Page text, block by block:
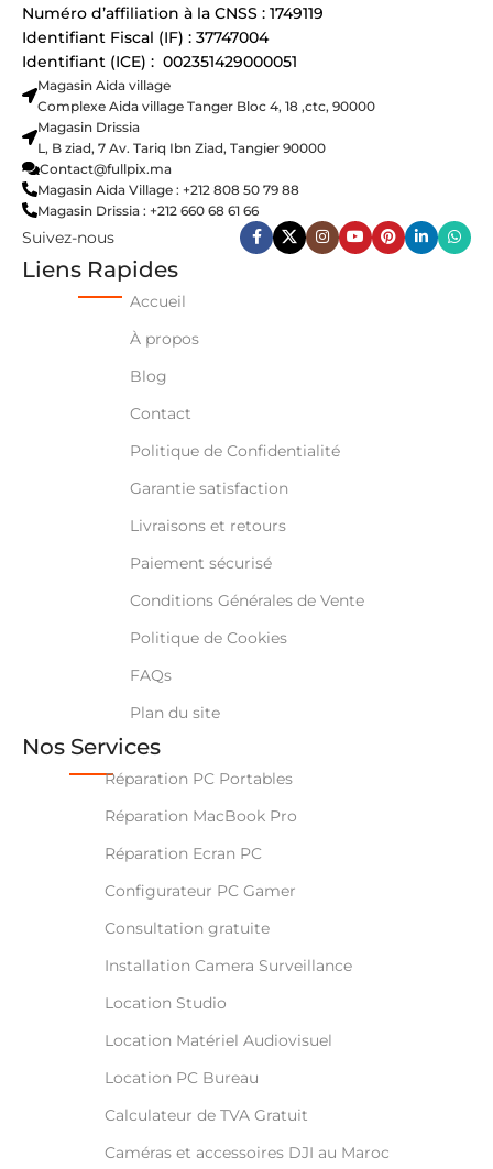
Numéro d’affiliation à la CNSS : 1749119
Identifiant Fiscal (IF) : 37747004
Identifiant (ICE) : 002351429000051
Magasin Aida village
Complexe Aida village Tanger Bloc 4, 18 ,ctc, 90000
Magasin Drissia
L, B ziad, 7 Av. Tariq Ibn Ziad, Tangier 90000
Contact@fullpix.ma
Magasin Aida Village : +212 808 50 79 88
Magasin Drissia : +212 660 68 61 66
Suivez-nous
Liens Rapides
Accueil
À propos
Blog
Contact
Politique de Confidentialité
Garantie satisfaction
Livraisons et retours
Paiement sécurisé
Conditions Générales de Vente
Politique de Cookies
FAQs
Plan du site
Nos Services
Réparation PC Portables
Réparation MacBook Pro
Réparation Ecran PC
Configurateur PC Gamer
Consultation gratuite
Installation Camera Surveillance
Location Studio
Location Matériel Audiovisuel
Location PC Bureau
Calculateur de TVA Gratuit
Caméras et accessoires DJI au Maroc